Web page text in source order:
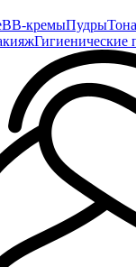
BB-кремыПудры
Гигиенические